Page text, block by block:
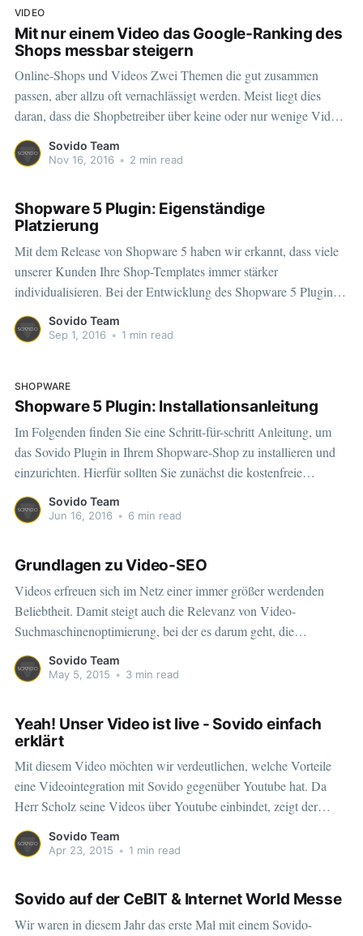
VIDEO
Mit nur einem Video das Google-Ranking des
Shops messbar steigern
Online-Shops und Videos Zwei Themen die gut zusammen
passen, aber allzu oft vernachlässigt werden. Meist liegt dies
daran, dass die Shopbetreiber über keine oder nur wenige Videos
verfügen und das Thema dadurch in den Hintergrund rückt. Dass
man aber auch mit wenigen oder sogar mit nur einem einzelnen
Sovido Team
Nov 16, 2016 • 2 min read
Shopware 5 Plugin: Eigenständige
Platzierung
Mit dem Release von Shopware 5 haben wir erkannt, dass viele
unserer Kunden Ihre Shop-Templates immer stärker
individualisieren. Bei der Entwicklung des Shopware 5 Plugins
haben wir uns deshalb eine neue Playerposition eingebaut. Sie
nennt sich "Eigenständig" und wie der Name schon sagt, können
Sovido Team
Sep 1, 2016 • 1 min read
SHOPWARE
Shopware 5 Plugin: Installationsanleitung
Im Folgenden finden Sie eine Schritt-für-schritt Anleitung, um
das Sovido Plugin in Ihrem Shopware-Shop zu installieren und
einzurichten. Hierfür sollten Sie zunächst die kostenfreie
Testversion des Plugins unter
https://store.shopware.com/sovid25645847449/die-plattform-fuer-
unsere Sovido-Plattform anlegen.
Sovido Team
Jun 16, 2016 • 6 min read
Grundlagen zu Video-SEO
Videos erfreuen sich im Netz einer immer größer werdenden
Beliebtheit. Damit steigt auch die Relevanz von Video-
Suchmaschinenoptimierung, bei der es darum geht, die
Sichtbarkeit von Unternehmen im Web zu verbessern. Da das
Thema viele Fragen aufwirft wollen in in diesem Artikel ein
Sovido Team
May 5, 2015 • 3 min read
Yeah! Unser Video ist live - Sovido einfach
erklärt
Mit diesem Video möchten wir verdeutlichen, welche Vorteile
eine Videointegration mit Sovido gegenüber Youtube hat. Da
Herr Scholz seine Videos über Youtube einbindet, zeigt der
Video-Player Fremdwerbung und ähnliche Videos an. Es
eröffnen sich Absprungmöglichkeiten in das Videoportal.
Sovido Team
Apr 23, 2015 • 1 min read
Sovido auf der CeBIT & Internet World Messe
Wir waren in diesem Jahr das erste Mal mit einem Sovido-